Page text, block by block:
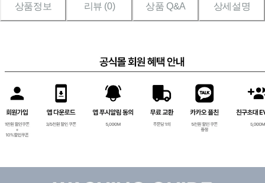
상품정보 리뷰 (0) 상품 Q&A 상세설명